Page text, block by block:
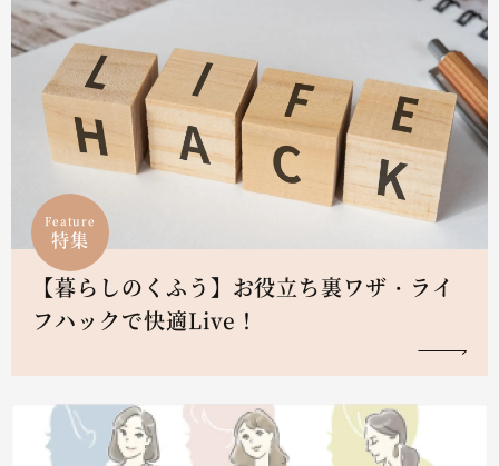
Feature
特集
【暮らしのくふう】お役立ち裏ワザ・ライ
フハックで快適Live！